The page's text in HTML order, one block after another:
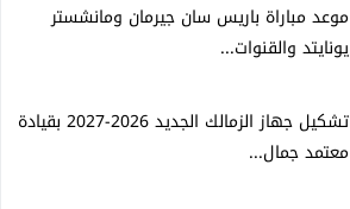
موعد مباراة باريس سان جيرمان ومانشستر
يونايتد والقنوات...
تشكيل جهاز الزمالك الجديد 2026-2027 بقيادة
معتمد جمال...